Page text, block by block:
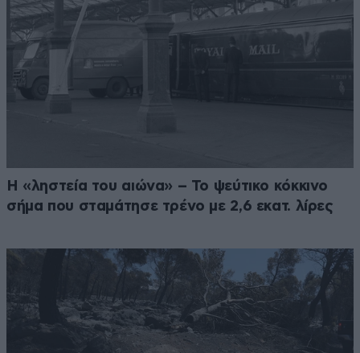
Η «ληστεία του αιώνα» – Το ψεύτικο κόκκινο
σήμα που σταμάτησε τρένο με 2,6 εκατ. λίρες